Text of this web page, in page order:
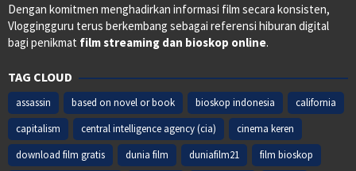
Dengan komitmen menghadirkan informasi film secara konsisten,
Vloggingguru terus berkembang sebagai referensi hiburan digital
bagi penikmat film streaming dan bioskop online.
TAG CLOUD
assassin based on novel or book bioskop indonesia
california
capitalism
central intelligence agency (cia)
cinema keren
download film gratis
dunia film duniafilm21 film bioskop